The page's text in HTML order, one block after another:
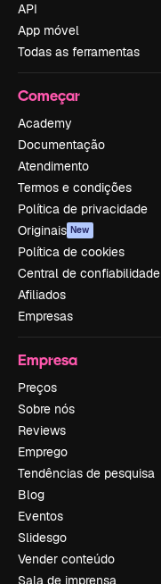
API
App móvel
Todas as ferramentas
Começar
Academy
Documentação
Atendimento
Termos e condições
Política de privacidade
Originais New
Política de cookies
Central de confiabilidade
Afiliados
Empresas
Empresa
Preços
Sobre nós
Reviews
Emprego
Tendências de pesquisa
Blog
Eventos
Slidesgo
Vender conteúdo
Sala de imprensa